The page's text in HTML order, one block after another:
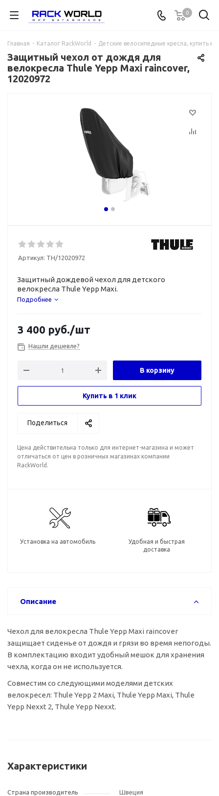
0
Главная - Каталог RackWorld - Детские велосипедные кресла, купить в
Защитный чехол от дождя для
велокресла Thule Yepp Maxi raincover,
12020972
Артикул: TH/12020972
Защитный дождевой чехол для детского
велокресла Thule Yepp Maxi.
Подробнее
3 400 руб./шт
Нашли дешевле?
В корзину
Купить в 1 клик
Поделиться
Цена действительна только для интернет-магазина и может
отличаться от цен в розничных магазинах компании
RackWorld.
Установка на автомобиль
Удобная и быстрая
доставка
Описание
Чехол для велокресла Thule Yepp Maxi raincover
защищает сиденье от дождя и грязи во время непогоды.
В комплектацию входит удобный мешок для хранения
чехла, когда он не используется.
Совместим со следующими моделями детских
велокресел: Thule Yepp 2 Maxi, Thule Yepp Maxi, Thule
Yepp Nexxt 2, Thule Yepp Nexxt.
Характеристики
Страна производитель
Швеция